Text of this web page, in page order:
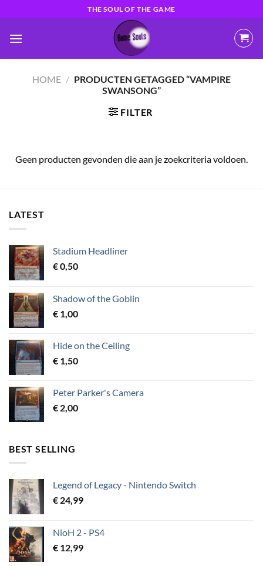
naar
inhoud
THE SOUL OF THE GAME
HOME / PRODUCTEN GETAGGED “VAMPIRE
SWANSONG”
FILTER
Geen producten gevonden die aan je zoekcriteria voldoen.
LATEST
Stadium Headliner
€0,50
Shadow of the Goblin
€ 1,00
Hide on the Ceiling
€ 1,50
Peter Parker's Camera
€ 2,00
BEST SELLING
Legend of Legacy - Nintendo Switch
€ 24,99
NioH 2 - PS4
€ 12,99